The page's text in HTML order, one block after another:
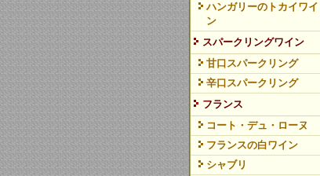
ハンガリーのトカイワイ
ン
スパークリングワイン
甘口スパークリング
辛口スパークリング
フランス
コート・デュ・ローヌ
フランスの白ワイン
シャブリ